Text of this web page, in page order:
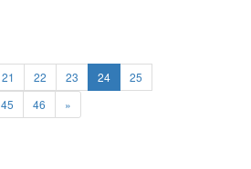
21 22 23 24
25
45 46 »